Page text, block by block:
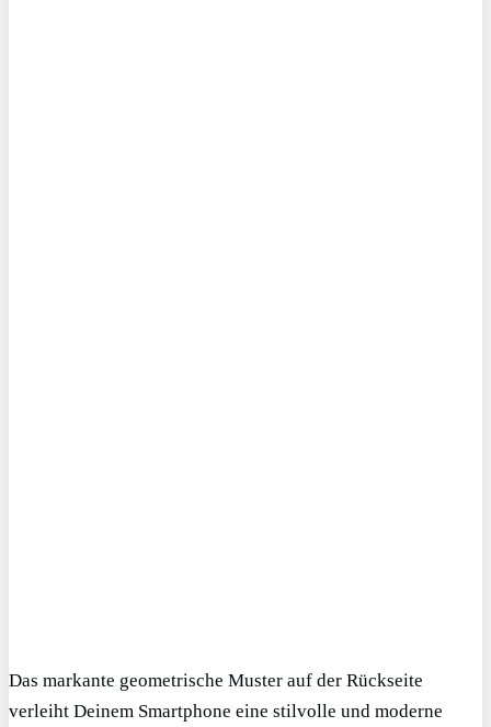
Das markante geometrische Muster auf der Rückseite
verleiht Deinem Smartphone eine stilvolle und moderne